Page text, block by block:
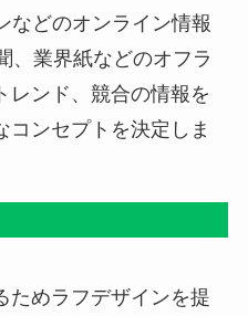
などのオンライン情報
、業界紙などのオフラ
レンド、競合の情報を
コンセプトを決定しま
ためラフデザインを提